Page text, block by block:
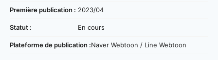
Première publication : 2023/04
Statut : En cours
Plateforme de publication :Naver Webtoon / Line Webtoon